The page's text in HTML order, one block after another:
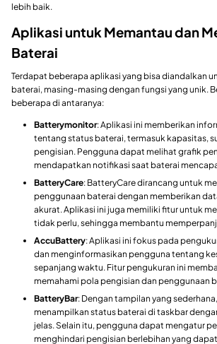
lebih baik.
Aplikasi untuk Memantau dan
Baterai
Terdapat beberapa aplikasi yang bisa diandalkan
baterai, masing-masing dengan fungsi yang unik.
beberapa di antaranya:
Batterymonitor: Aplikasi ini memberikan
tentang status baterai, termasuk kapasitas,
pengisian. Pengguna dapat melihat grafik
mendapatkan notifikasi saat baterai
BatteryCare: BatteryCare dirancang untuk
penggunaan baterai dengan memberikan
akurat. Aplikasi ini juga memiliki fitur untuk
tidak perlu, sehingga membantu
AccuBattery: Aplikasi ini fokus pada
dan menginformasikan pengguna tentang
sepanjang waktu. Fitur pengukuran ini
memahami pola pengisian dan penggunaan
BatteryBar: Dengan tampilan yang
menampilkan status baterai di taskbar
jelas. Selain itu, pengguna dapat mengatur
menghindari pengisian berlebihan yang